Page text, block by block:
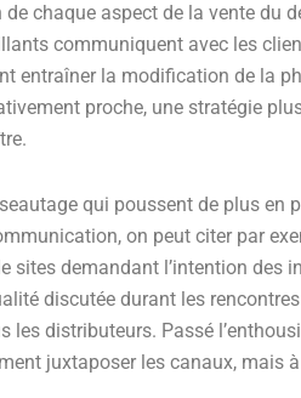
chaque aspect de la vente du
communiquent avec les
entraîner la modification de la
proche, une stratégie
qui poussent de plus en
on peut citer par
sites demandant l’intention des
discutée durant les
distributeurs. Passé
juxtaposer les canaux, mais